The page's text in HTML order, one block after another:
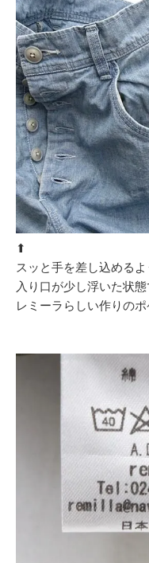
⬆︎
スッと手を差し込めるよ
入り口が少し浮いた状
レミーラらしい作りのポ